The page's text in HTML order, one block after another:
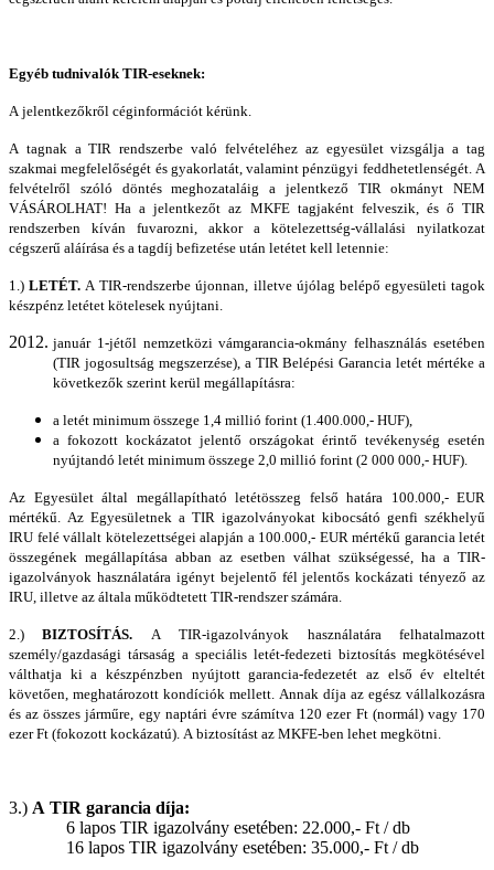
Egyéb tudnivalók TIR-eseknek:
A jelentkezőkről céginformációt kérünk.
A tagnak a TIR rendszerbe való felvételéhez az egyesület vizsgálja a tag
szakmai megfelelőségét és gyakorlatát, valamint pénzügyi feddhetetlenségét. A
felvételről szóló döntés meghozataláig a jelentkező TIR okmányt NEM
VÁSÁROLHAT! Ha a jelentkezőt az MKFE tagjaként felveszik, és ő TIR
rendszerben kíván fuvarozni, akkor a kötelezettség-vállalási nyilatkozat
cégszerű aláírása és a tagdíj befizetése után letétet kell letennie:
1.) LETÉT. A TIR-rendszerbe újonnan, illetve újólag belépő egyesületi tagok
készpénz letétet kötelesek nyújtani.
január 1-jétől nemzetközi vámgarancia-okmány felhasználás esetében
(TIR jogosultság megszerzése), a TIR Belépési Garancia letét mértéke a
következők szerint kerül megállapításra:
a letét minimum összege 1,4 millió forint (1.400.000,- HUF),
a fokozott kockázatot jelentő országokat érintő tevékenység esetén
nyújtandó letét minimum összege 2,0 millió forint (2 000 000,- HUF).
Az Egyesület által megállapítható letétösszeg felső határa 100.000,- EUR
mértékű. Az Egyesületnek a TIR igazolványokat kibocsátó genfi székhelyű
IRU felé vállalt kötelezettségei alapján a 100.000,- EUR mértékű garancia letét
összegének megállapítása abban az esetben válhat szükségessé, ha a TIR-
igazolványok használatára igényt bejelentő fél jelentős kockázati tényező az
IRU, illetve az általa működtetett TIR-rendszer számára.
2.) BIZTOSÍTÁS. A TIR-igazolványok használatára felhatalmazott
személy/gazdasági társaság a speciális letét-fedezeti biztosítás megkötésével
válthatja ki a készpénzben nyújtott garancia-fedezetét az első év elteltét
követően, meghatározott kondíciók mellett. Annak díja az egész vállalkozásra
és az összes járműre, egy naptári évre számítva 120 ezer Ft (normál) vagy 170
ezer Ft (fokozott kockázatú). A biztosítást az MKFE-ben lehet megkötni.
3.) A TIR garancia díja:
6 lapos TIR igazolvány esetében: 22.000,- Ft / db
16 lapos TIR igazolvány esetében: 35.000,- Ft / db